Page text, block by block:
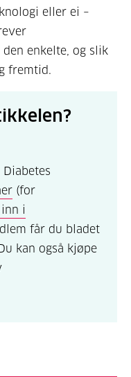
eller ei –
enkelte, og slik
fremtid.
(for
i
får du bladet
kan også kjøpe